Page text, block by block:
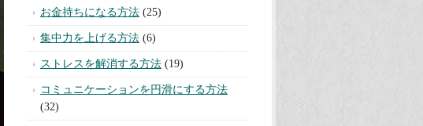
お金持ちになる方法 (25)
集中力を上げる方法 (6)
ストレスを解消する方法 (19)
コミュニケーションを円滑にする方法
(32)